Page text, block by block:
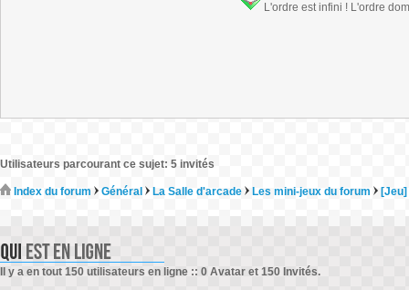
L'ordre est infini ! L'ordre
Utilisateurs parcourant ce sujet: 5 invités
Index du forum Général La Salle d'arcade Les mini-jeux du forum
Il y a en tout 150 utilisateurs en ligne :: 0 Avatar et 150 Invités.